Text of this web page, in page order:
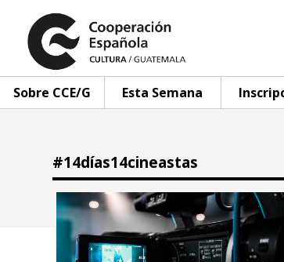
Sobre CCE/G Esta Semana
#14días14cineastas